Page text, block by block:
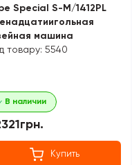
Special S-M/1412PL
машина
товару: 5540
В наличии
Купить